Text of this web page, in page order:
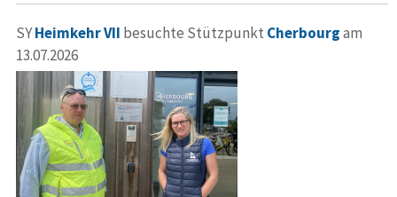
SYHeimkehr VII besuchte Stützpunkt Cherbourgam
13.07.2026